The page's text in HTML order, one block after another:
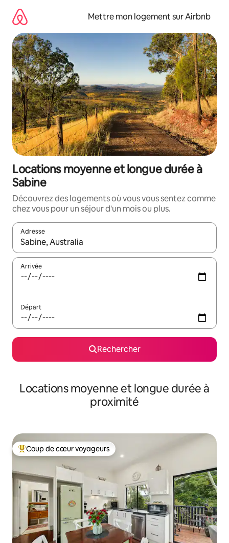
directement
contenu
Mettre mon logement sur Airbnb
Locations moyenne et longue durée à
Sabine
Découvrez des logements où vous vous sentez comme
chez vous pour un séjour d'un mois ou plus.
Adresse
Lorsque les résultats s'affichent, utilisez les flèches vers le
Arrivée
Départ
Rechercher
Locations moyenne et longue durée à
proximité
Coups de cœur voyageurs les plus appréciés
Coup de cœur voyageurs